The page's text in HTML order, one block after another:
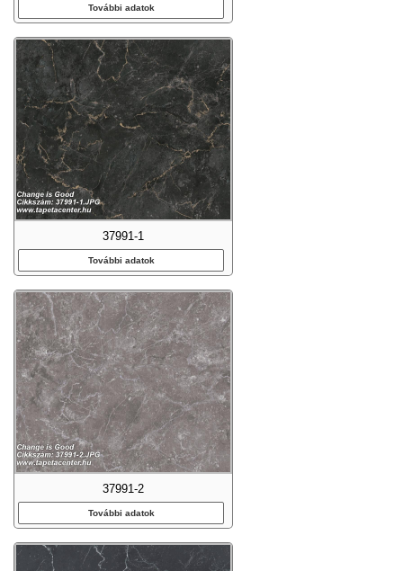
További adatok
37991-1
További adatok
37991-2
További adatok